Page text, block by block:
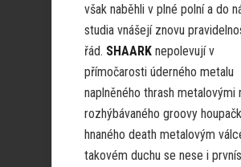
však naběhli v plné polní a do
studia vnášejí znovu
řád. SHAARK nepolevují v
přímočarosti úderného metalu
naplněného thrash metalovými
rozhýbávaného groovy
hnaného death metalovým
takovém duchu se nese i